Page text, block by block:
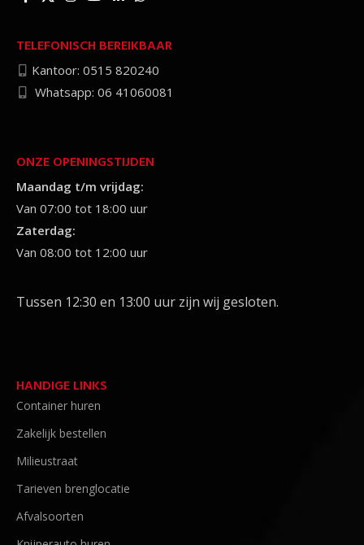
TELEFONISCH BEREIKBAAR
Kantoor: 0515 820240
Whatsapp: 06 41060081
ONZE OPENINGSTIJDEN
Maandag t/m vrijdag:
Van 07:00 tot 18:00 uur
Zaterdag:
Van 08:00 tot 12:00 uur
Tussen 12:30 en 13:00 uur zijn wij gesloten.
HANDIGE LINKS
Container huren
Zakelijk bestellen
Milieustraat
Tarieven brenglocatie
Afvalsoorten